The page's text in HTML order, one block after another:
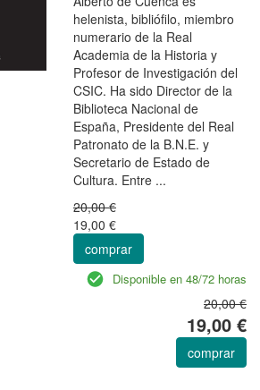
helenista, bibliófilo, miembro
numerario de la Real
Academia de la Historia y
Profesor de Investigación del
CSIC. Ha sido Director de la
Biblioteca Nacional de
España, Presidente del Real
Patronato de la B.N.E. y
Secretario de Estado de
Cultura. Entre ...
20,00 €
19,00 €
comprar
Disponible en 48/72 horas
20,00 €
19,00 €
comprar